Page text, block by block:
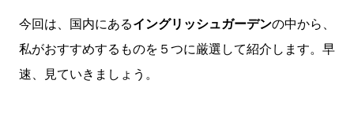
今回は、国内にあるイングリッシュガーデンの中から、
私がおすすめするものを５つに厳選して紹介します。早
速、見ていきましょう。